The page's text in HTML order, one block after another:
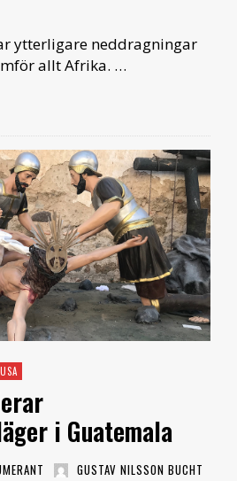
ytterligare neddragningar
allt Afrika. …
USA
i Guatemala
GUSTAV NILSSON BUCHT